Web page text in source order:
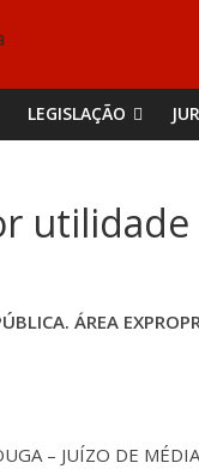
LEGISLAÇÃO
ÁREA
– JUÍZO DE